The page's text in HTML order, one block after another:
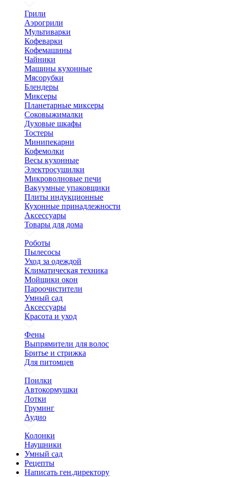
Грили
Аэрогрили
Мультиварки
Кофеварки
Кофемашины
Чайники
Машины кухонные
Мясорубки
Блендеры
Миксеры
Планетарные миксеры
Соковыжималки
Духовые шкафы
Тостеры
Минипекарни
Кофемолки
Весы кухонные
Электросушилки
Микроволновые печи
Вакуумные упаковщики
Плиты индукционные
Кухонные принадлежности
Аксессуары
Товары для дома
Роботы
Пылесосы
Уход за одеждой
Климатическая техника
Мойщики окон
Пароочистители
Умный сад
Аксессуары
Красота и уход
Фены
Выпрямители для волос
Бритье и стрижка
Для питомцев
Поилки
Автокормушки
Лотки
Груминг
Аудио
Колонки
Наушники
Умный сад
Рецепты
Написать ген.директору